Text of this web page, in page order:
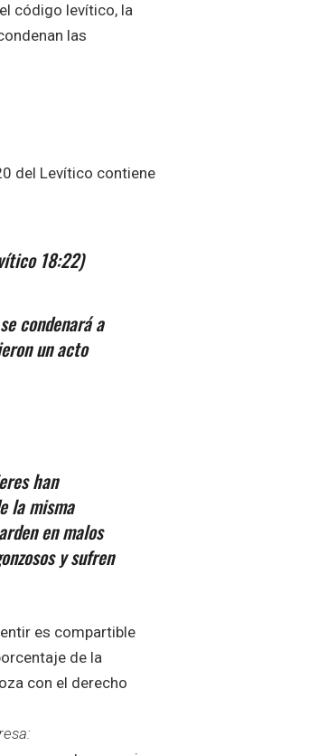
código levítico, la
las
del Levítico contiene
18:22)​
condenará a
un acto
han
la misma
en malos
y sufren
es compartible
de la
con el derecho